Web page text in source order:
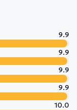
9.9
9.9
9.9
9.9
10.0